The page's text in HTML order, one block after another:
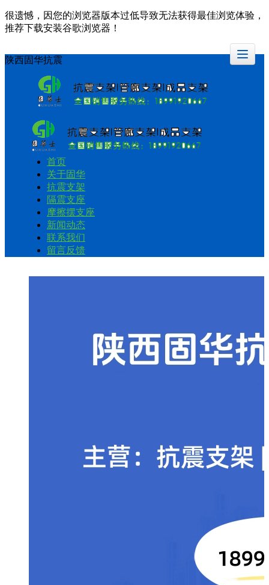
很遗憾，因您的浏览器版本过低导致无法获得最佳浏览体验，
推荐下载安装谷歌浏览器！
陕西固华抗震
首页
关于固华
抗震支架
隔震支座
摩擦摆支座
新闻动态
联系我们
留言反馈